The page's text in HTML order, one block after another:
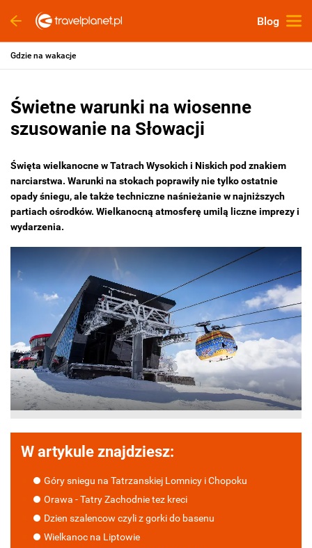
Blog
Gdzie na wakacje
Świetne warunki na wiosenne
szusowanie na Słowacji
Święta wielkanocne w Tatrach Wysokich i Niskich pod znakiem
narciarstwa. Warunki na stokach poprawiły nie tylko ostatnie
opady śniegu, ale także techniczne naśnieżanie w najniższych
partiach ośrodków. Wielkanocną atmosferę umilą liczne imprezy i
wydarzenia.
W artykule znajdziesz:
Góry sniegu na Tatrzanskiej Lomnicy i Chopoku
Orawa - Tatry Zachodnie tez kreci
Dzien szalencow czyli z gorki do basenu
Wielkanoc na Liptowie